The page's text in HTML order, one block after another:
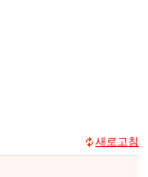
새로고침